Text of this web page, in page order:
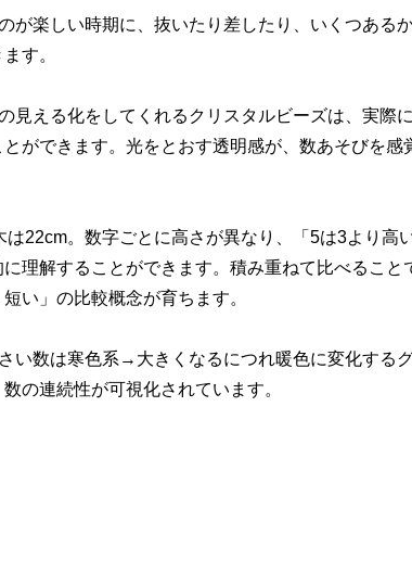
が楽しい時期に、抜いたり差したり、いくつある
す。
見える化をしてくれるクリスタルビーズは、実際
ができます。光をとおす透明感が、数あそびを感
22cm。数字ごとに高さが異なり、「5は3より高
理解することができます。積み重ねて比べること
い」の比較概念が育ちます。
い数は寒色系→大きくなるにつれ暖色に変化する
の連続性が可視化されています。